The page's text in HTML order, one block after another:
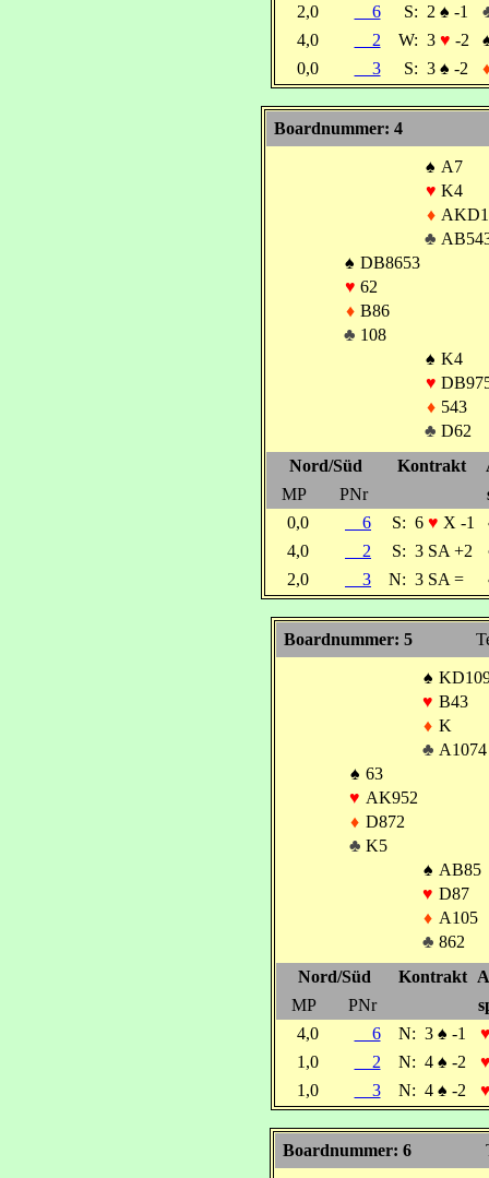
2,0
6 S: 2 ♠ -1
4,0
2 W: 3 ♥ -2
0,0
3 S: 3 ♠ -2
Boardnummer: 4
♠ A7
♥ K4
♦
♣
♠ DB8653
♥ 62
♦ B86
♣ 108
♠ K4
♥
♦ 543
♣ D62
Nord/Süd
Kontrakt
MP
PNr
0,0
6 S: 6 ♥ X -1
4,0
2 S: 3 SA +2
2,0
3 N: 3 SA =
Boardnummer: 5
♠
♥ B43
♦ K
♣ A1074
♠ 63
♥ AK952
♦ D872
♣ K5
♠ AB85
♥ D87
♦ A105
♣ 862
Nord/Süd
Kontrakt
MP
PNr
4,0
6 N: 3 ♠ -1
1,0
2 N: 4 ♠ -2
1,0
3 N: 4 ♠ -2
Boardnummer: 6